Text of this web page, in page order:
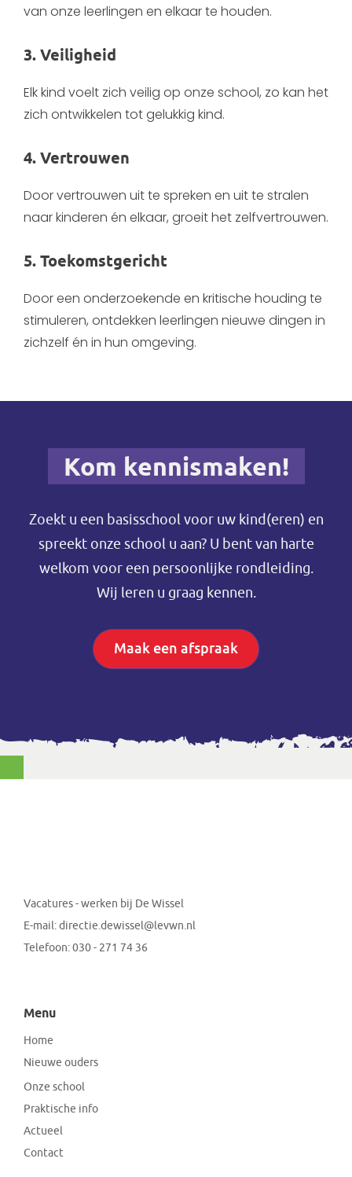
van onze leerlingen en elkaar te houden.
3. Veiligheid
Elk kind voelt zich veilig op onze school, zo kan het
zich ontwikkelen tot gelukkig kind.
4. Vertrouwen
Door vertrouwen uit te spreken en uit te stralen
naar kinderen én elkaar, groeit het zelfvertrouwen.
5. Toekomstgericht
Door een onderzoekende en kritische houding te
stimuleren, ontdekken leerlingen nieuwe dingen in
zichzelf én in hun omgeving.
Kom kennismaken!
Zoekt u een basisschool voor uw kind(eren) en
spreekt onze school u aan? U bent van harte
welkom voor een persoonlijke rondleiding.
Wij leren u graag kennen.
Maak een afspraak
Vacatures - werken bij De Wissel
E-mail:directie.dewissel@levwn.nl
Telefoon:030 - 271 74 36
Menu
Home
Nieuwe ouders
Onze school
Praktische info
Actueel
Contact